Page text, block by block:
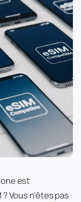
est
Vous n’êtes pas